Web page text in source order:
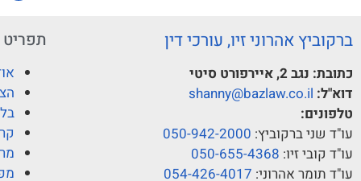
ברקוביץ אהרוני זיו, עורכי דין
כתובת: נגב 2, איירפורט סיטי
דוא"ל: shanny@bazlaw.co.il
טלפונים:
עו"ד שני ברקוביץ: 050-942-2000
עו"ד קובי זיו: 050-655-4368
עו"ד תומר אהרוני: 054-426-4017
תפריט